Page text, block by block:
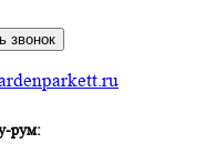
звонок
рум: